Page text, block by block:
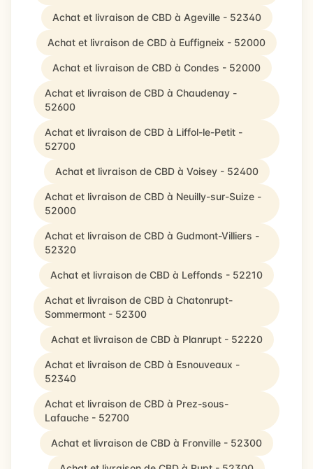
Achat et livraison de CBD à Ageville - 52340
Achat et livraison de CBD à Euffigneix - 52000
Achat et livraison de CBD à Condes - 52000
Achat et livraison de CBD à Chaudenay -
52600
Achat et livraison de CBD à Liffol-le-Petit -
52700
Achat et livraison de CBD à Voisey - 52400
Achat et livraison de CBD à Neuilly-sur-Suize -
52000
Achat et livraison de CBD à Gudmont-Villiers -
52320
Achat et livraison de CBD à Leffonds - 52210
Achat et livraison de CBD à Chatonrupt-
Sommermont - 52300
Achat et livraison de CBD à Planrupt - 52220
Achat et livraison de CBD à Esnouveaux -
52340
Achat et livraison de CBD à Prez-sous-
Lafauche - 52700
Achat et livraison de CBD à Fronville - 52300